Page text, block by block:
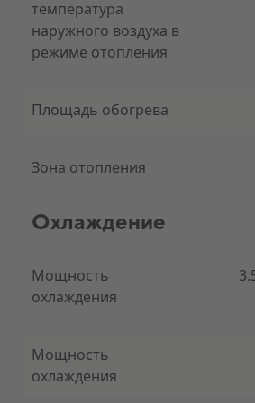
Два автономно
чтобы обеспечить нужную
3D-сенсор I-See
местоположение людей в
соответственно
кондиционера. Это позволяет
температура
наружного воздуха в
режиме отопления
Площадь обогрева
Зона отопления
Охлаждение
Мощность
охлаждения
Мощность
охлаждения